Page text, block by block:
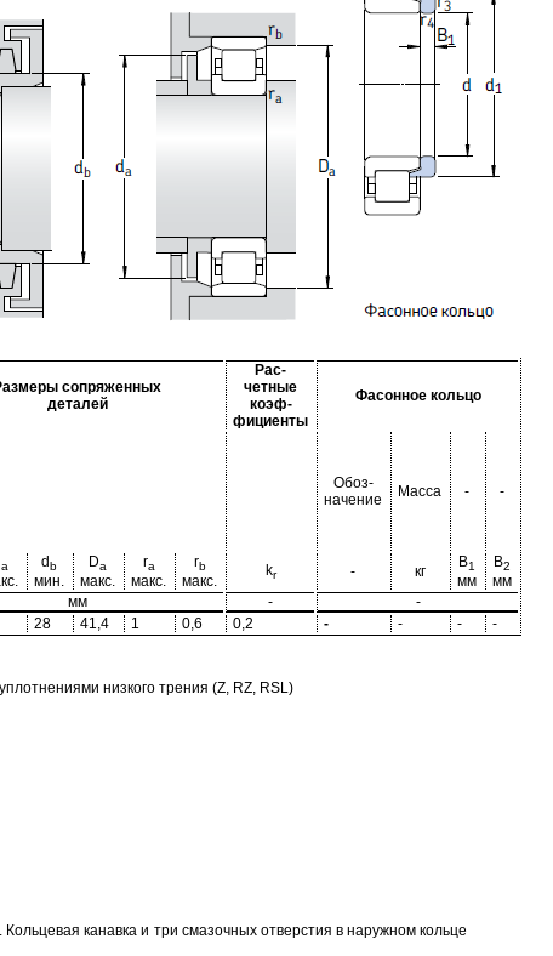
сопряженных
деталей
Рас-
четные
коэф-
фициенты
Фасонное кольцо
Обоз-
начение
Масса - -
a d b
мин.
Da
макс.
ra
макс.
rb
макс.
kr - кг
B1
мм
B2
мм
мм -
-
28 41,4 1 0,6 0,2 - - - -
низкого трения (Z, RZ, RSL)
канавка и три смазочных отверстия в наружном кольце